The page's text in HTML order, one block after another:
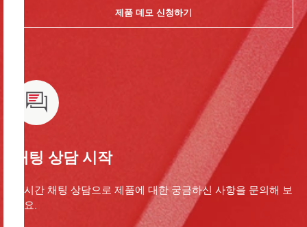
제품 데모 신청하기
채팅 상담 시작
실시간 채팅 상담으로 제품에 대한 궁금하신 사항을 문의해 보
세요.